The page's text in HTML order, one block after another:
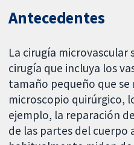
Antecedentes
La cirugía microvascular
cirugía que incluya los
tamaño pequeño que se
microscopio quirúrgico,
ejemplo, la reparación
de las partes del cuerpo